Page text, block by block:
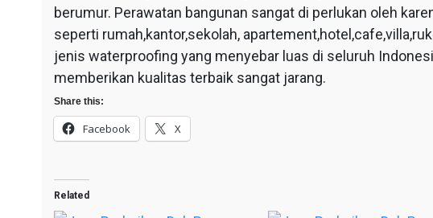
berumur. Perawatan bangunan sangat di perlukan oleh
seperti rumah,kantor,sekolah,
jenis waterproofing yang menyebar luas di seluruh
memberikan kualitas terbaik sangat jarang.
Share this:
Facebook X
Related